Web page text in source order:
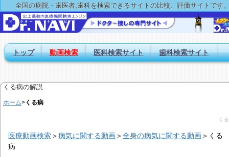
全国の病院・歯医者,歯科を検索できるサイトの比較、評価サイトです
トップ 動画検索 医科検索サイト 歯科検索サイト
くる病の解説
ホーム> くる病
く
医療動画検索＞病気に関する動画＞全身の病気に関する動画＞ くる
病